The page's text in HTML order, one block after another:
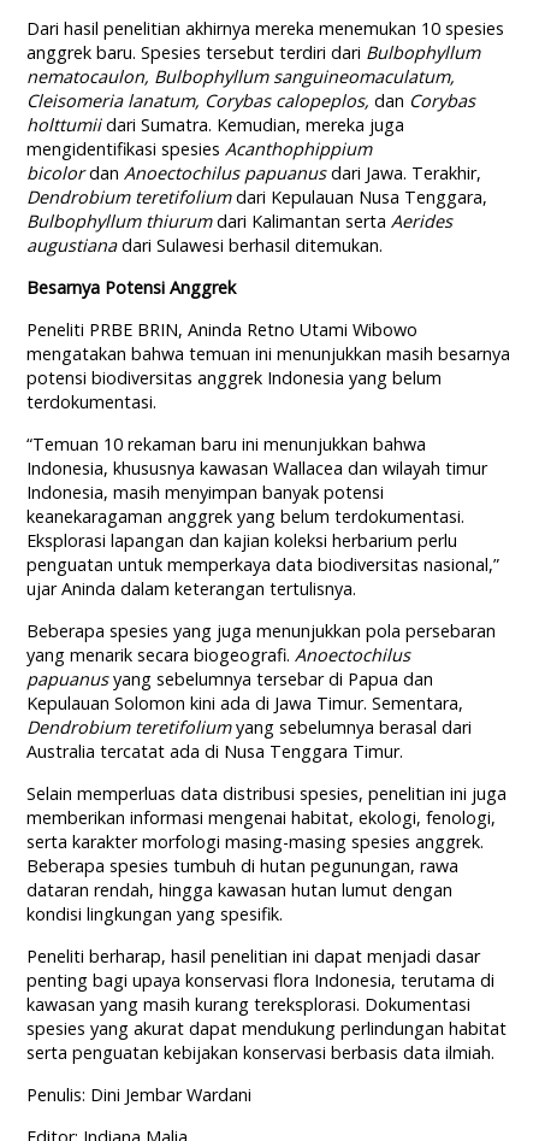
Dari hasil penelitian akhirnya mereka menemukan 10 spesies
anggrek baru. Spesies tersebut terdiri dari Bulbophyllum
nematocaulon, Bulbophyllum sanguineomaculatum,
Cleisomeria lanatum, Corybas calopeplos,dan Corybas
holttumiidari Sumatra. Kemudian, mereka juga
mengidentifikasi spesiesAcanthophippium
bicolordanAnoectochilus papuanusdari Jawa. Terakhir,
Dendrobium teretifoliumdari Kepulauan Nusa Tenggara,
Bulbophyllum thiurumdari Kalimantan sertaAerides
augustianadari Sulawesi berhasil ditemukan.
Besarnya Potensi Anggrek
Peneliti PRBE BRIN, Aninda Retno Utami Wibowo
mengatakan bahwa temuan ini menunjukkan masih besarnya
potensi biodiversitas anggrek Indonesia yang belum
terdokumentasi.
“Temuan 10 rekaman baru ini menunjukkan bahwa
Indonesia, khususnya kawasan Wallacea dan wilayah timur
Indonesia, masih menyimpan banyak potensi
keanekaragaman anggrek yang belum terdokumentasi.
Eksplorasi lapangan dan kajian koleksi herbarium perlu
penguatan untuk memperkaya data biodiversitas nasional,”
ujar Aninda dalam keterangan tertulisnya.
Beberapa spesies yang juga menunjukkan pola persebaran
yang menarik secara biogeografi.Anoectochilus
papuanusyang sebelumnya tersebar di Papua dan
Kepulauan Solomon kini ada di Jawa Timur. Sementara,
Dendrobium teretifoliumyang sebelumnya berasal dari
Australia tercatat ada di Nusa Tenggara Timur.
Selain memperluas data distribusi spesies, penelitian ini juga
memberikan informasi mengenai habitat, ekologi, fenologi,
serta karakter morfologi masing-masing spesies anggrek.
Beberapa spesies tumbuh di hutan pegunungan, rawa
dataran rendah, hingga kawasan hutan lumut dengan
kondisi lingkungan yang spesifik.
Peneliti berharap, hasil penelitian ini dapat menjadi dasar
penting bagi upaya konservasi flora Indonesia, terutama di
kawasan yang masih kurang tereksplorasi. Dokumentasi
spesies yang akurat dapat mendukung perlindungan habitat
serta penguatan kebijakan konservasi berbasis data ilmiah.
Penulis: Dini Jembar Wardani